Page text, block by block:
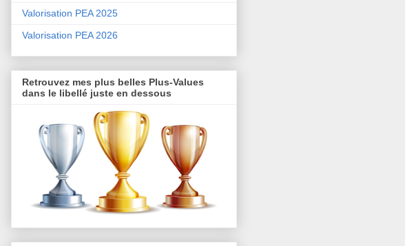
Valorisation PEA 2025
Valorisation PEA 2026
Retrouvez mes plus belles Plus-Values
dans le libellé juste en dessous